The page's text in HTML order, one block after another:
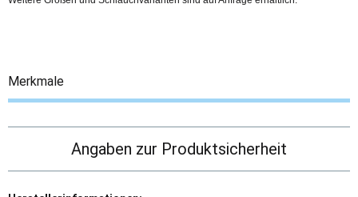
Merkmale
Angaben zur Produktsicherheit